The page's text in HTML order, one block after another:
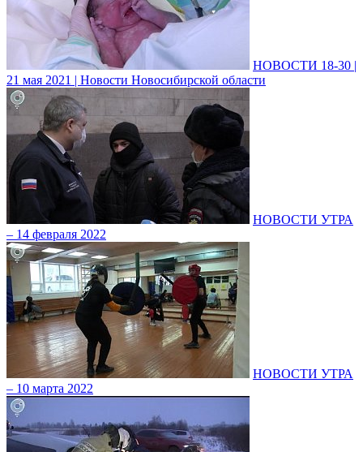
НОВОСТИ 18-30 |
21 мая 2021 | Новости Новосибирской области
НОВОСТИ УТРА
– 14 февраля 2022
НОВОСТИ УТРА
– 10 марта 2022